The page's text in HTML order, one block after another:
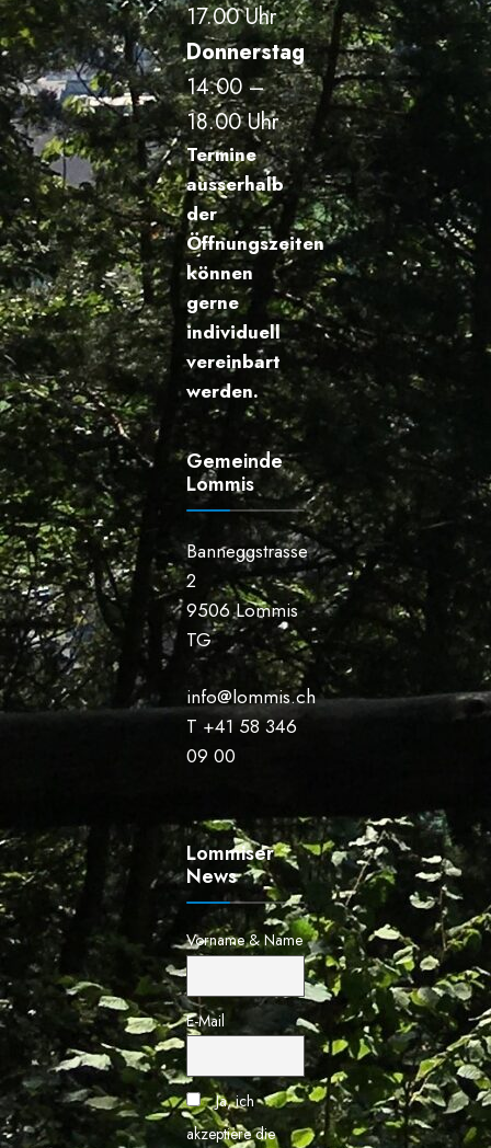
17.00 Uhr
Donnerstag
14.00 –
18.00 Uhr
Termine
ausserhalb
der
Öffnungszeiten
können
gerne
individuell
vereinbart
werden.
Gemeinde
Lommis
Banneggstrasse
2
9506 Lommis
TG
info@lommis.ch
T +41 58 346
09 00
Lommiser
News
Vorname & Name
E-Mail
Ja, ich
akzeptiere die